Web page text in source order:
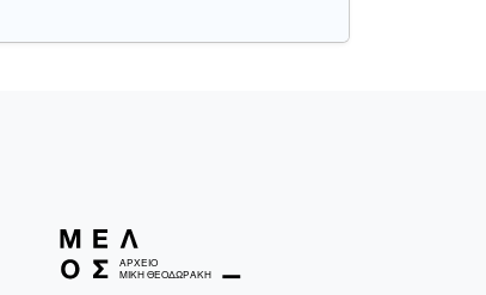
ή σαξόφωνο,